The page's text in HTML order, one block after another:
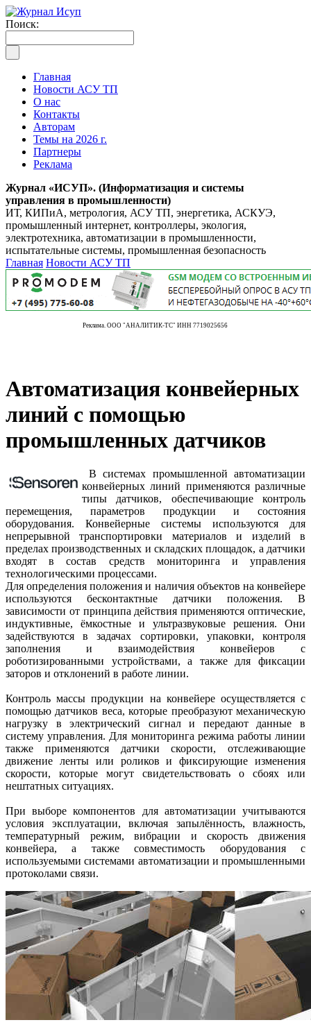
Поиск:
Главная
Новости АСУ ТП
О нас
Контакты
Авторам
Темы на 2026 г.
Партнеры
Реклама
Журнал «ИСУП». (Информатизация и системы
управления в промышленности)
ИТ, КИПиА, метрология, АСУ ТП, энергетика, АСКУЭ,
промышленный интернет, контроллеры, экология,
электротехника, автоматизации в промышленности,
испытательные системы, промышленная безопасность
Главная Новости АСУ ТП
Реклама. ООО "АНАЛИТИК-ТС" ИНН 7719025656
Автоматизация конвейерных
линий с помощью
промышленных датчиков
В системах промышленной автоматизации
конвейерных линий применяются различные
типы датчиков, обеспечивающие контроль
перемещения, параметров продукции и состояния
оборудования. Конвейерные системы используются для
непрерывной транспортировки материалов и изделий в
пределах производственных и складских площадок, а датчики
входят в состав средств мониторинга и управления
технологическими процессами.
Для определения положения и наличия объектов на конвейере
используются бесконтактные датчики положения. В
зависимости от принципа действия применяются оптические,
индуктивные, ёмкостные и ультразвуковые решения. Они
задействуются в задачах сортировки, упаковки, контроля
заполнения и взаимодействия конвейеров с
роботизированными устройствами, а также для фиксации
заторов и отклонений в работе линии.
Контроль массы продукции на конвейере осуществляется с
помощью датчиков веса, которые преобразуют механическую
нагрузку в электрический сигнал и передают данные в
систему управления. Для мониторинга режима работы линии
также применяются датчики скорости, отслеживающие
движение ленты или роликов и фиксирующие изменения
скорости, которые могут свидетельствовать о сбоях или
нештатных ситуациях.
При выборе компонентов для автоматизации учитываются
условия эксплуатации, включая запылённость, влажность,
температурный режим, вибрации и скорость движения
конвейера, а также совместимость оборудования с
используемыми системами автоматизации и промышленными
протоколами связи.